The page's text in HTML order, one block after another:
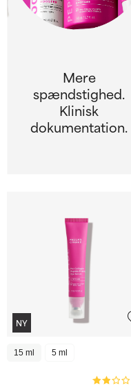
Mere
spændstighed.
Klinisk
dokumentation.
NY
15 ml 5 ml